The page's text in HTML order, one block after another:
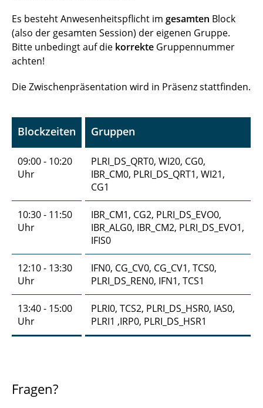
Es besteht Anwesenheitspflicht im gesamten Block
(also der gesamten Session) der eigenen Gruppe.
Bitte unbedingt auf die korrekte Gruppennummer
achten!
Die Zwischenpräsentation wird in Präsenz stattfinden.
Blockzeiten Gruppen
09:00 - 10:20
Uhr
PLRI_DS_QRT0, WI20, CG0,
IBR_CM0, PLRI_DS_QRT1, WI21,
CG1
10:30 - 11:50
Uhr
IBR_CM1, CG2, PLRI_DS_EVO0,
IBR_ALG0, IBR_CM2, PLRI_DS_EVO1,
IFIS0
12:10 - 13:30
Uhr
IFN0, CG_CV0, CG_CV1, TCS0,
PLRI_DS_REN0, IFN1, TCS1
13:40 - 15:00
Uhr
PLRI0, TCS2, PLRI_DS_HSR0, IAS0,
PLRI1 ,IRP0, PLRI_DS_HSR1
Fragen?